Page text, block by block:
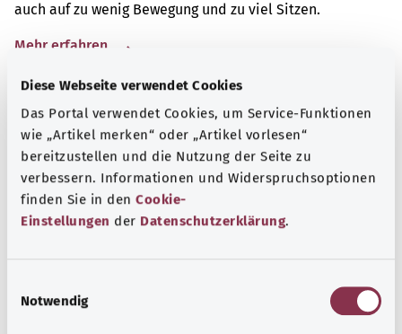
Diese Webseite verwendet Cookies
Das Portal verwendet Cookies, um Service-Funktionen
wie „Artikel merken“ oder „Artikel vorlesen“
bereitzustellen und die Nutzung der Seite zu
verbessern. Informationen und Widerspruchsoptionen
finden Sie in den Cookie-
Einstellungen der Datenschutzerklärung.
Notwendig
auch auf zu wenig Bewegung und zu viel Sitzen.
Mehr erfahren